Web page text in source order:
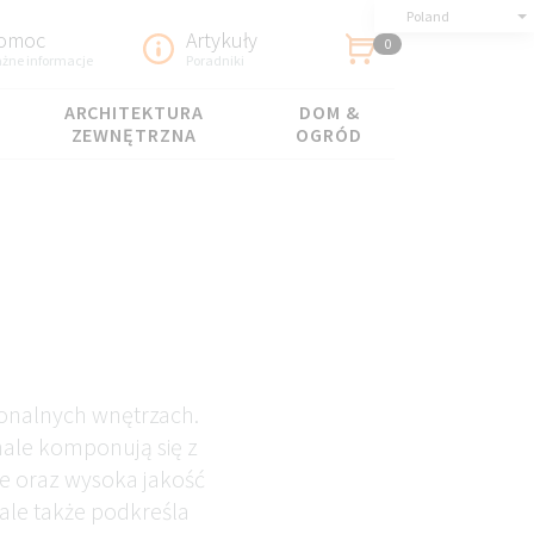
Poland
informacje
Artykuły
Poradniki
0
ARCHITEKTURA
ZEWNĘTRZNA
DOM &
OGRÓD
wnętrzach.
komponują się z
oraz wysoka jakość
także podkreśla